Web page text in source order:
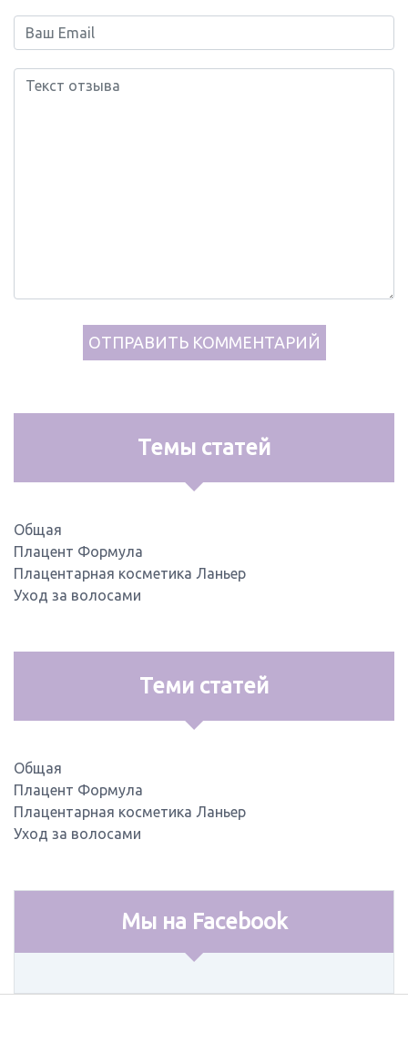
Темы статей
Общая
Плацент Формула
Плацентарная косметика Ланьер
Уход за волосами
Теми статей
Общая
Плацент Формула
Плацентарная косметика Ланьер
Уход за волосами
Мы на Facebook